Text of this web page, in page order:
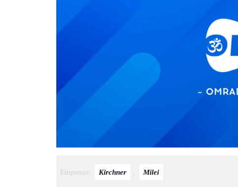
Etiquetas: Kirchner , Milei